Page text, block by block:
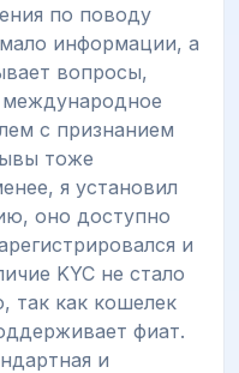
по поводу
информации, а
вопросы,
международное
с признанием
тоже
я установил
оно доступно
и
KYC не стало
так как кошелек
фиат.
и